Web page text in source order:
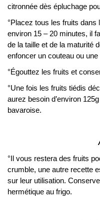
citronnée dès épluchage
°Placez tous les fruits dans
environ 15 – 20 minutes, il
de la taille et de la maturité
enfoncer un couteau ou
°Égouttez les fruits et
°Une fois les fruits tiédis
aurez besoin d’environ
bavaroise.
°Il vous restera des fruits
crumble, une autre recette
sur leur utilisation.
hermétique au frigo.